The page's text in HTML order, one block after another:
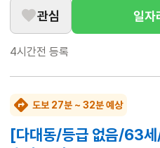
관심 일자
4시간전 등록
도보 27분 ~ 32분 예상
[다대동/등급 없음/63